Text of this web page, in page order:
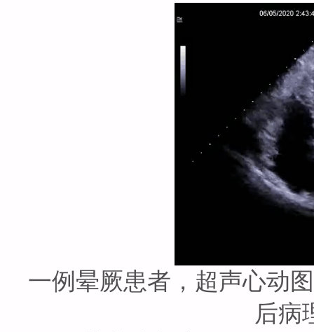
一例晕厥患者，超声心动
后病